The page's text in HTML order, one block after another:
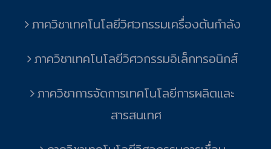
ภาควิชาเทคโนโลยีวิศวกรรมเครื่องต้นกำลัง
ภาควิชาเทคโนโลยีวิศวกรรมอิเล็กทรอนิกส์
ภาควิชาการจัดการเทคโนโลยีการผลิตและ
สารสนเทศ